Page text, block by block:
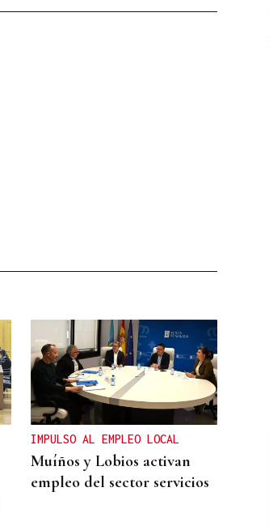
IMPULSO AL EMPLEO LOCAL
Muíños y Lobios activan
empleo del sector servicios